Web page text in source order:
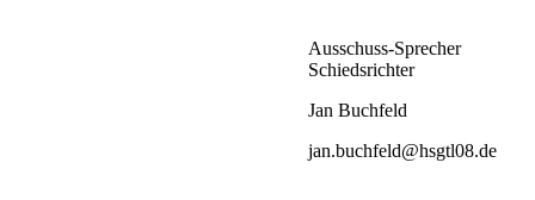
Ausschuss-Sprecher
Schiedsrichter
Jan Buchfeld
jan.buchfeld@hsgtl08.de